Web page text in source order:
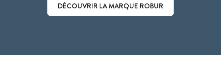
DÉCOUVRIR LA MARQUE ROBUR